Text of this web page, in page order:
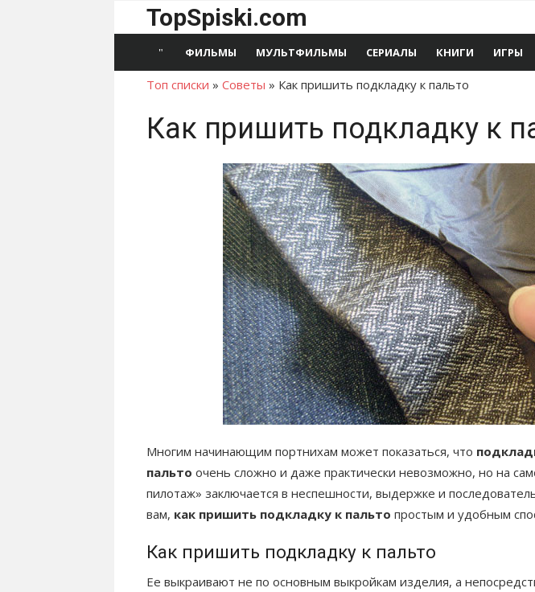
TopSpiski.com
ФИЛЬМЫ МУЛЬТФИЛЬМЫ СЕРИАЛЫ КНИГИ ИГРЫ
Топ списки » Советы » Как пришить подкладку к пальто
Как пришить подкладку к
Многим начинающим портнихам может показаться, что
пальто очень сложно и даже практически невозможно, но на
пилотаж» заключается в неспешности, выдержке и
вам, как пришить подкладку к пальто простым и удобным
Как пришить подкладку к пальто
Ее выкраивают не по основным выкройкам изделия, а